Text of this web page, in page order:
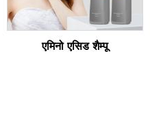
एमिनो एसिड शैम्पू